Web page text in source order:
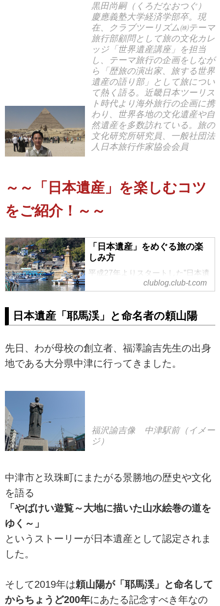
黒田尚嗣（くろだなおつぐ）
慶應義塾大学経済学部卒。現
在、クラブツーリズム㈱テーマ
旅行部顧問として旅の文化カレ
ッジ「世界遺産講座」を担当
し、テーマ旅行の企画をしなが
ら「歴旅の演出家、旅する世界
遺産の語り部」として旅につい
て熱く語る。近畿日本ツーリス
ト時代より海外旅行の企画に携
わり、世界各地の文化遺産や自
然遺産を多数訪れている。旅の
文化研究所研究員、一般社団法
人日本旅行作家協会会員
～～「日本遺産」を楽しむコツ
をご紹介！～～
「日本遺産」をめぐる旅の楽
しみ方
平成27年よりスタートした”日本遺
産”。日本各地の有形無形の歴史的
て讃える認定制度です。旅の文化
ろだなおつぐ）が「歴旅の演出
家、旅する世界遺産の語り部」と
clublog.club-t.com
日本遺産「耶馬渓」と命名者の頼山陽
先日、わが母校の創立者、福澤諭吉先生の出身
地である大分県中津に行ってきました。
福沢諭吉像 中津駅前（イメー
ジ）
中津市と玖珠町にまたがる景勝地の歴史や文化
を語る
「やばけい遊覧～大地に描いた山水絵巻の道を
ゆく～」
というストーリーが日本遺産として認定されま
した。
そして2019年は頼山陽が「耶馬渓」と命名して
からちょうど200年にあたる記念すべき年なの